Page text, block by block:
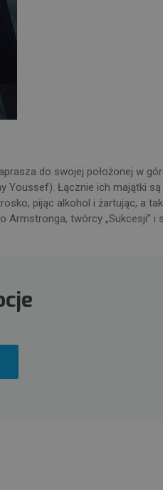
do swojej położonej w
Youssef). Łącznie ich majątki
pijąc alkohol i żartując, a
Armstronga, twórcy „Sukcesji” i